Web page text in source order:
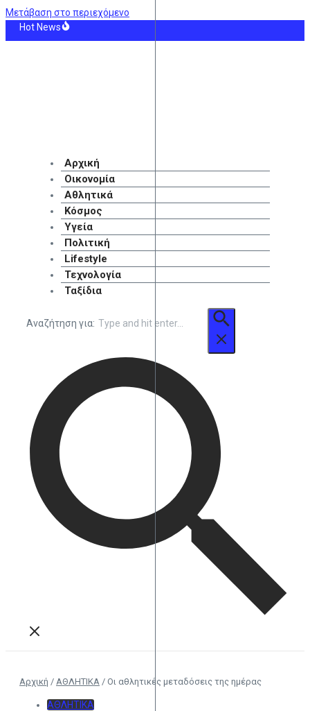
Μετάβαση στο περιεχόμενο
Hot News
Αρχική
Οικονομία
Αθλητικά
Κόσμος
Υγεία
Πολιτική
Lifestyle
Τεχνολογία
Ταξίδια
Αναζήτηση για:
Αρχική / ΑΘΛΗΤΙΚΑ / Οι αθλητικές μεταδόσεις της ημέρας
ΑΘΛΗΤΙΚΑ